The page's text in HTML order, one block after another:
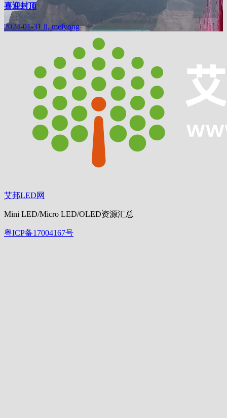
喜迎封顶
2024-01-31 li, meiyong
艾邦LED网
Mini LED/Micro LED/OLED资源汇总
粤ICP备17004167号